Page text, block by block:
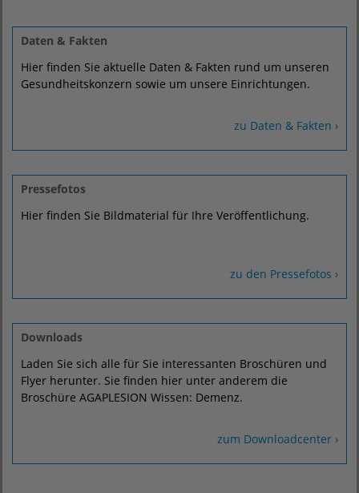
Daten & Fakten
Hier finden Sie aktuelle Daten & Fakten rund um unseren
Gesundheitskonzern sowie um unsere Einrichtungen.
zu Daten & Fakten ›
Pressefotos
Hier finden Sie Bildmaterial für Ihre Veröffentlichung.
zu den Pressefotos ›
Downloads
Laden Sie sich alle für Sie interessanten Broschüren und
Flyer herunter. Sie finden hier unter anderem die
Broschüre AGAPLESION Wissen: Demenz.
zum Downloadcenter ›